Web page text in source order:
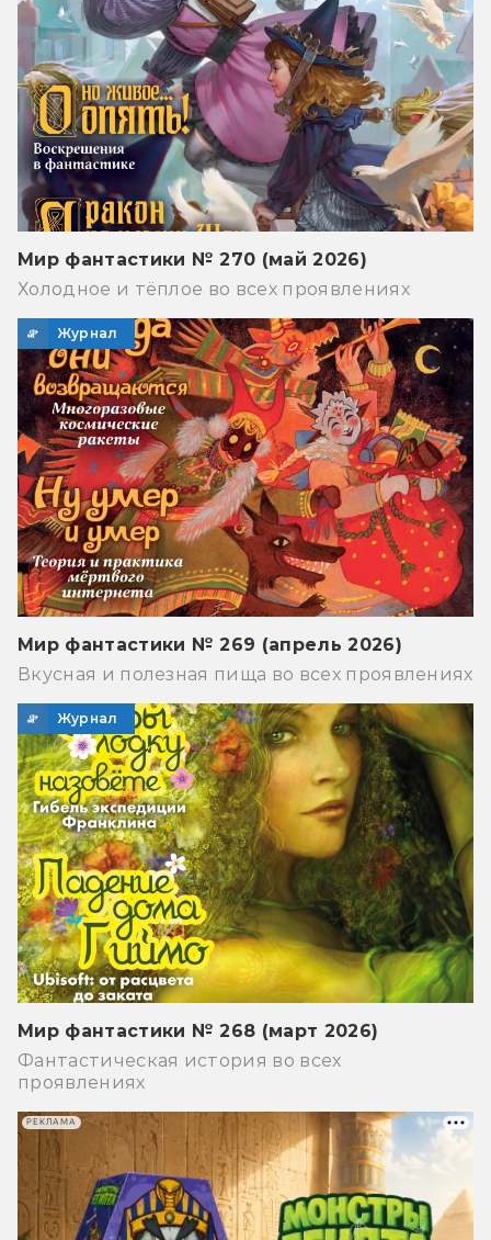
Мир фантастики № 270 (май 2026)
Холодное и тёплое во всех проявлениях
Журнал
Мир фантастики № 269 (апрель 2026)
Вкусная и полезная пища во всех проявлениях
Журнал
Мир фантастики № 268 (март 2026)
Фантастическая история во всех
проявлениях
РЕКЛАМА